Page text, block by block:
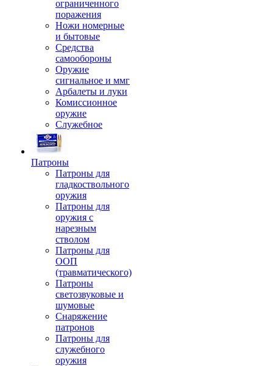
ограниченного
поражения
Ножи номерные
и бытовые
Средства
самообороны
Оружие
сигнальное и ммг
Арбалеты и луки
Комиссионное
оружие
Служебное
Патроны
Патроны для
гладкоствольного
оружия
Патроны для
оружия с
нарезным
стволом
Патроны для
ООП
(травматического)
Патроны
светозвуковые и
шумовые
Снаряжение
патронов
Патроны для
служебного
оружия